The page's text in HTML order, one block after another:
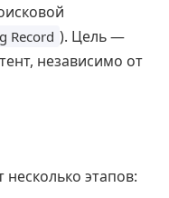
Record ). Цель —
независимо от
этапов: